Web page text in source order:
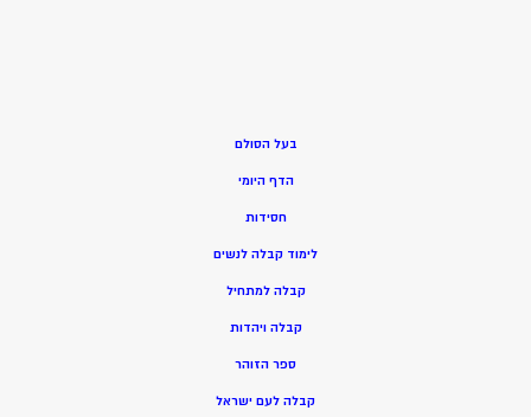
בעל הסולם
הדף היומי
חסידות
לימוד קבלה לנשים
קבלה למתחיל
קבלה ויהדות
ספר הזוהר
קבלה לעם ישראל